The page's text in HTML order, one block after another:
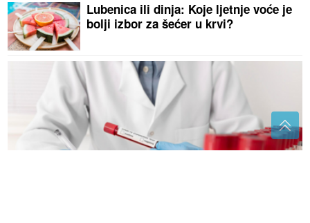
Lubenica ili dinja: Koje ljetnje voće je
bolji izbor za šećer u krvi?